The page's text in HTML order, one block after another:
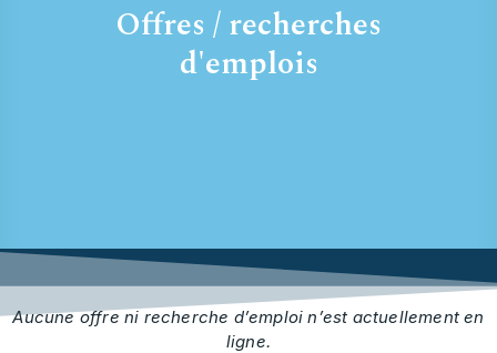
Offres / recherches
d'emplois
Aucune offre ni recherche d’emploi n’est actuellement en
ligne.